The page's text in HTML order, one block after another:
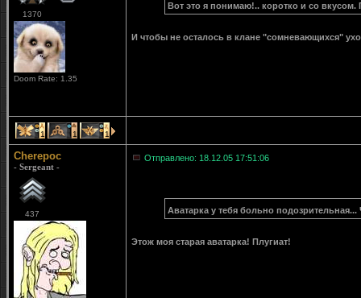
1370
Doom Rate: 1.35
Вот это я понимаю!.. коротко и со
И чтобы не осталось в клане "сомневающихся"
1 1 1
Cherepoc
- Sergeant -
437
Отправлено: 18.12.05 17:51:06
Аватарка у тебя больно
Этож моя старая аватарка! Плугиат!